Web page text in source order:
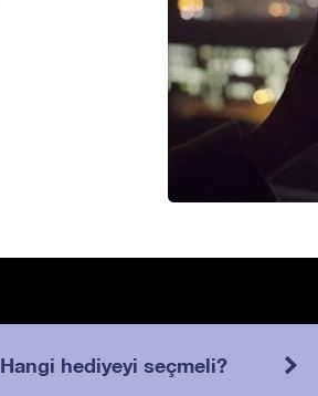
Hangi hediyeyi seçmeli?